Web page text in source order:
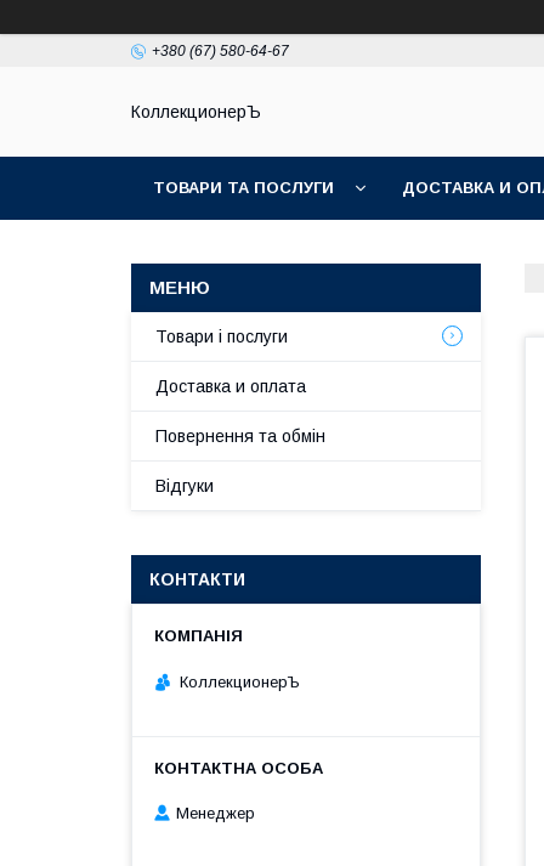
+380 (67) 580-64-67
КоллекционерЪ
ТОВАРИ ТА ПОСЛУГИ ДОСТАВКА И
Товари і послуги
Доставка и оплата
Повернення та обмін
Відгуки
КОНТАКТИ
КоллекционерЪ
Менеджер